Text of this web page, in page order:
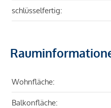
schlüsselfertig:
Wohnfläche:
Balkonfläche: